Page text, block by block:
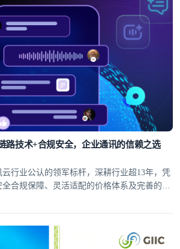
路技术+合规安全，企业通讯的信赖之选
行业公认的领军标杆，深耕行业超13年，凭
合规保障、灵活适配的价格体系及完善的全